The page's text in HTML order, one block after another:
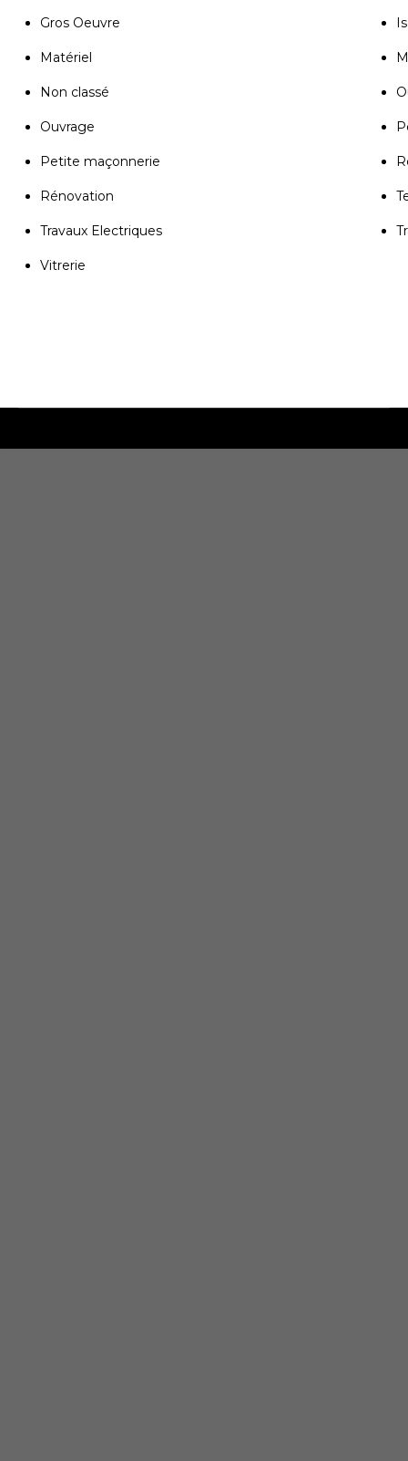
Gros Oeuvre
Matériel
Non classé
Ouvrage
Petite maçonnerie
Rénovation
Travaux Electriques
Vitrerie